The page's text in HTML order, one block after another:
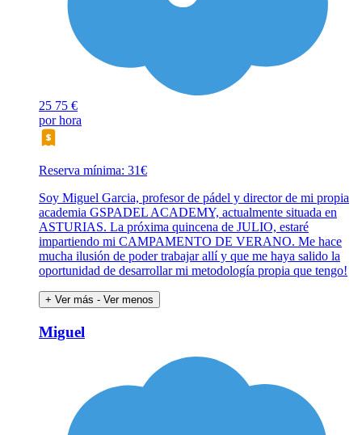
25 75 €
por hora
Reserva mínima: 31€
Soy Miguel Garcia, profesor de pádel y director de mi propia
academia GSPADEL ACADEMY, actualmente situada en
ASTURIAS. La próxima quincena de JULIO, estaré
impartiendo mi CAMPAMENTO DE VERANO. Me hace
mucha ilusión de poder trabajar allí y que me haya salido la
oportunidad de desarrollar mi metodología propia que tengo!
+ Ver más - Ver menos
Miguel